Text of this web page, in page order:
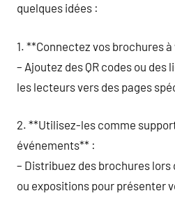
quelques idées :
1. **Connectez vos brochures
– Ajoutez des QR codes ou
les lecteurs vers des pages
2. **Utilisez-les comme
événements** :
– Distribuez des brochures
ou expositions pour présenter